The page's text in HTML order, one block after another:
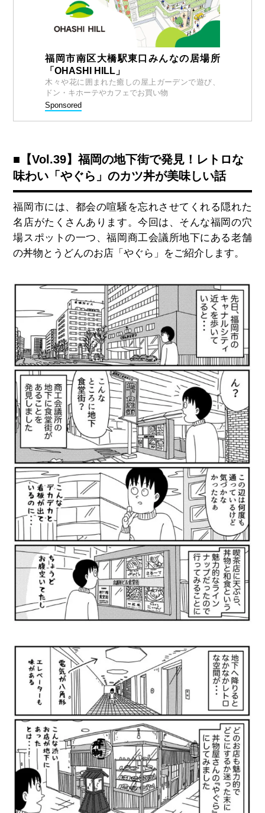
福岡市南区大橋駅東口みんなの居場所
「OHASHI HILL」
木々や花に囲まれた癒しの屋上ガーデンで遊び、
ドン・キホーテやカフェでお買い物
Sponsored
■【Vol.39】福岡の地下街で発見！レトロな
味わい「やぐら」のカツ丼が美味しい話
福岡市には、都会の喧騒を忘れさせてくれる隠れた
名店がたくさんあります。今回は、そんな福岡の穴
場スポットの一つ、福岡商工会議所地下にある老舗
の丼物とうどんのお店「やぐら」をご紹介します。